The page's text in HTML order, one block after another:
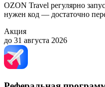
OZON Travel регулярно
нужен код — достаточно
Акция
до 31 августа 2026